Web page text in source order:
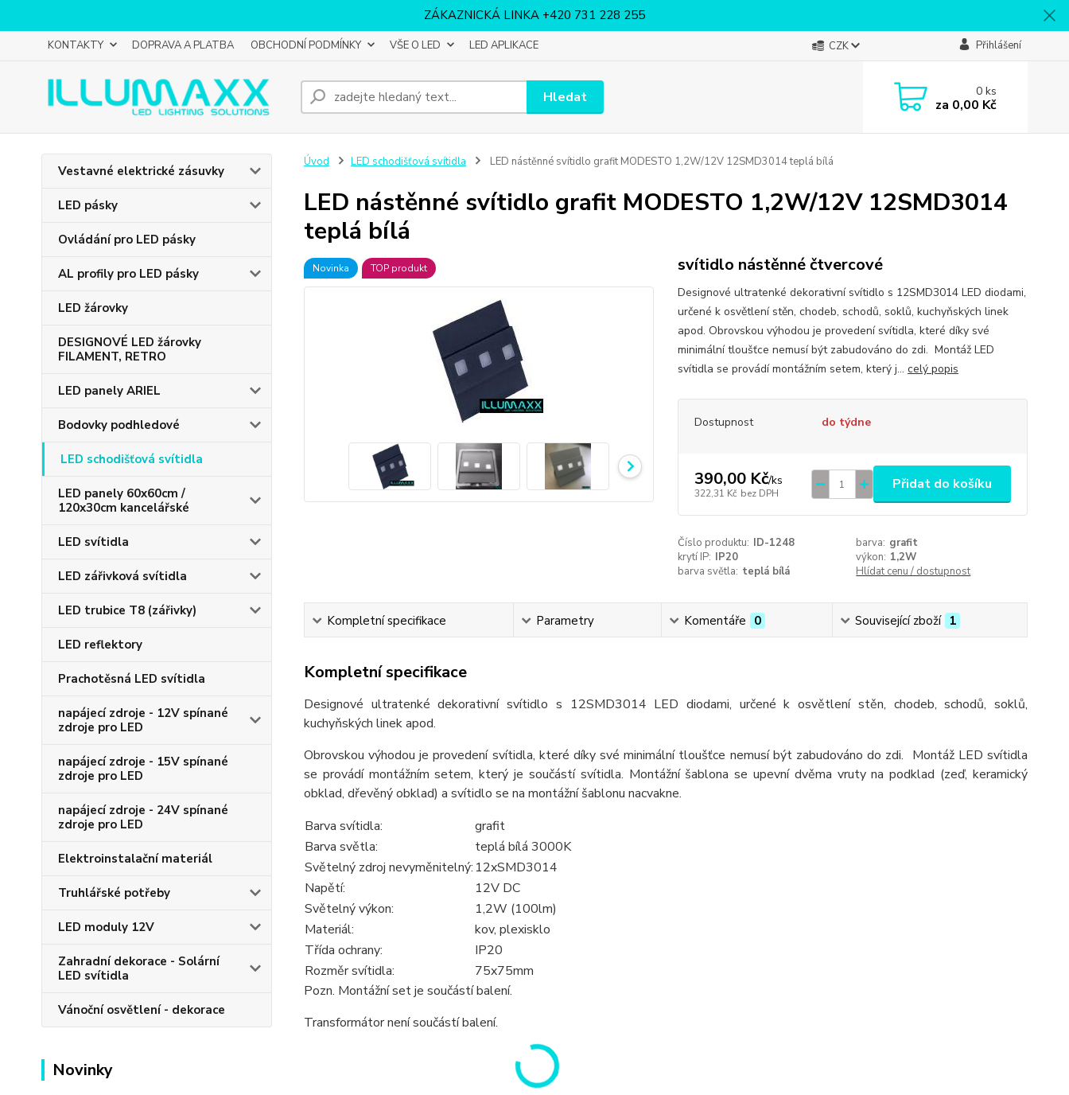
ZÁKAZNICKÁ LINKA +420 731 228 255
KONTAKTY DOPRAVA A PLATBA OBCHODNÍ PODMÍNKY VŠE O LED LED APLIKACE CZK Přihlášení
Hledat 0ks
za 0,00 Kč
Vestavné elektrické zásuvky
LED pásky
Ovládání pro LED pásky
AL profily pro LED pásky
LED žárovky
DESIGNOVÉ LED žárovky
FILAMENT, RETRO
LED panely ARIEL
Bodovky podhledové
LED schodišťová svítidla
LED panely 60x60cm /
120x30cm kancelářské
LED svítidla
LED zářivková svítidla
LED trubice T8 (zářivky)
LED reflektory
Prachotěsná LED svítidla
napájecí zdroje - 12V spínané
zdroje pro LED
napájecí zdroje - 15V spínané
zdroje pro LED
napájecí zdroje - 24V spínané
zdroje pro LED
Elektroinstalační materiál
Truhlářské potřeby
LED moduly 12V
Zahradní dekorace - Solární
LED svítidla
Vánoční osvětlení - dekorace
Novinky
Úvod LED schodišťová svítidla LED nástěnné svítidlo grafit MODESTO 1,2W/12V 12SMD3014 teplá bílá
LED nástěnné svítidlo grafit MODESTO 1,2W/12V 12SMD3014
teplá bílá
Novinka TOP produkt svítidlo nástěnné čtvercové
Designové ultratenké dekorativní svítidlo s 12SMD3014 LED diodami,
určené k osvětlení stěn, chodeb, schodů, soklů, kuchyňských linek
apod. Obrovskou výhodou je provedení svítidla, které díky své
minimální tloušťce nemusí být zabudováno do zdi. Montáž LED
svítidla se provádí montážním setem, který j... celý popis
Dostupnost do týdne
390,00 Kč/ks
322,31 Kč bez DPH
Přidat do košíku
Číslo produktu: ID-1248 barva: grafit
krytí IP: IP20 výkon: 1,2W
barva světla: teplá bílá Hlídat cenu / dostupnost
Kompletní specifikace Parametry Komentáře 0 Související zboží 1
Kompletní specifikace
Designové ultratenké dekorativní svítidlo s 12SMD3014 LED diodami, určené k osvětlení stěn, chodeb, schodů, soklů,
kuchyňských linek apod.
Obrovskou výhodou je provedení svítidla, které díky své minimální tloušťce nemusí být zabudováno do zdi. Montáž LED svítidla
se provádí montážním setem, který je součástí svítidla. Montážní šablona se upevní dvěma vruty na podklad (zeď, keramický
obklad, dřevěný obklad) a svítidlo se na montážní šablonu nacvakne.
Barva svítidla:
grafit
Barva světla:
teplá bílá 3000K
Světelný zdroj nevyměnitelný: 12xSMD3014
Napětí:
12V DC
Světelný výkon:
1,2W (100lm)
Materiál:
kov, plexisklo
Třída ochrany:
IP20
Rozměr svítidla:
75x75mm
Pozn. Montážní set je součástí balení.
Transformátor není součástí balení.